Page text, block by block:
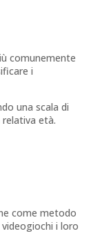
comunemente
i
una scala di
età.
come metodo
i loro